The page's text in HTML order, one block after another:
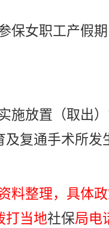
保女职工产假
施放置（取出
复通手术所发
料整理，具体
打当地社保局电